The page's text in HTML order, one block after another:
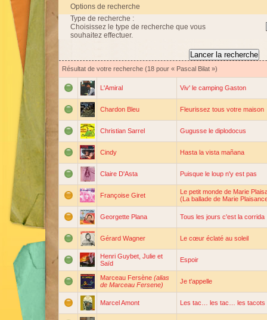
Options de recherche
Type de recherche :
Choisissez le type de recherche que vous
souhaitez effectuer.
Résultat de votre recherche (18 pour « Pascal Bilat »)
L'Amiral Viv' le camping Gaston
Chardon Bleu Fleurissez tous votre maison
Christian Sarrel Gugusse le diplodocus
Cindy Hasta la vista mañana
Claire D'Asta Puisque le loup n'y est pas
Françoise Giret
Le petit monde de Marie
(La ballade de Marie
Georgette Plana Tous les jours c'est la corrida
Gérard Wagner Le cœur éclaté au soleil
Henri Guybet, Julie et
Saïd
Espoir
Marceau Fersène (alias
de Marceau Fersene)
Je t'appelle
Marcel Amont Les tac… les tac… les tacots